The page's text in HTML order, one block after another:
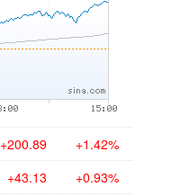
+200.89 +1.42%
+43.13 +0.93%